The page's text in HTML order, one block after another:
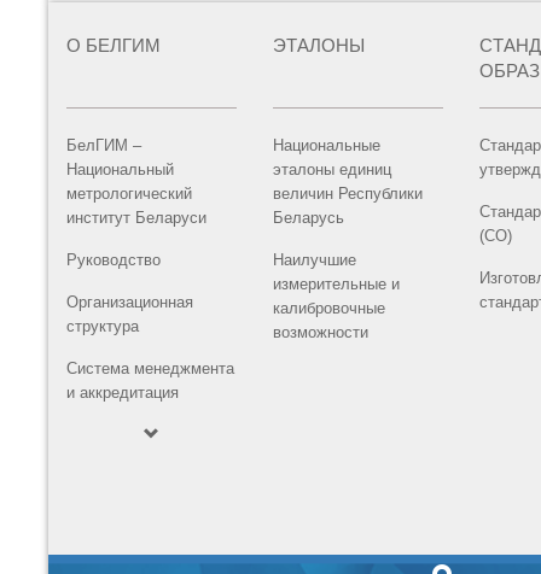
О БЕЛГИМ
БелГИМ –
Национальный
метрологический
институт Беларуси
Руководство
Организационная
структура
Система менеджмента
и аккредитация
ЭТАЛОНЫ
Национальные
эталоны единиц
величин Республики
Беларусь
Наилучшие
измерительные и
калибровочные
возможности
(СО)